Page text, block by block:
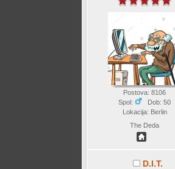
Postova: 8106
Spol:
Dob: 50
Lokacija: Berlin
The Deda
D.I.T.